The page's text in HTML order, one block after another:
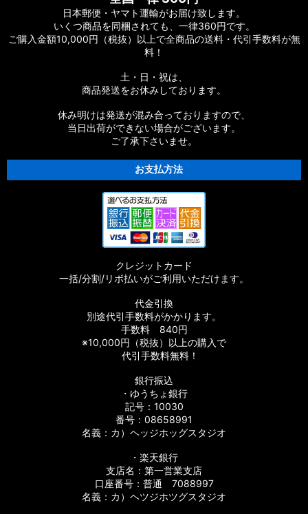
日本郵便・ヤマト運輸がお届け致します。
いくつ商品を同梱されても、一律360円です。
ご購入金額10,000円（税抜）以上で全商品の送料・代引手数料が無
料！
土・日・祝は、
商品発送をお休みしております。
休み明けは発送が混み合っておりますので、
当日出荷ができない場合がございます。
ご了承下さいませ。
お支払方法
クレジットカード
一括/分割/リボ払いがご利用いただけます。
代金引換
別途代引手数料がかかります。
手数料 840円
※10,000円（税抜）以上の購入で
代引手数料無料！
銀行振込
・ゆうちょ銀行
記号：10030
番号：08658991
名義：カ）ヘッジホッグスタジオ
・楽天銀行
支店名：第一営業支店
口座番号：普通 7088997
名義：カ）ヘツジホツグスタジオ